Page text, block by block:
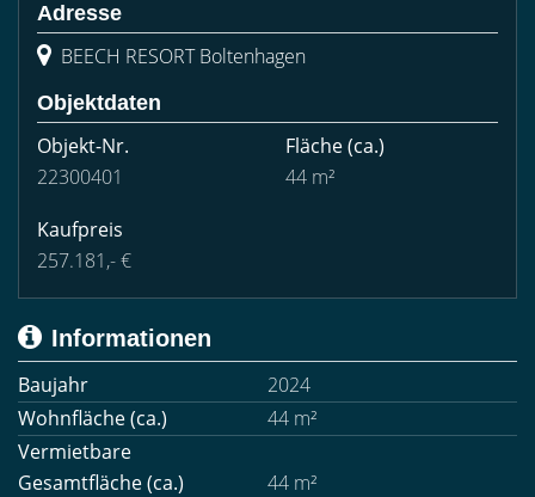
Adresse
BEECH RESORT Boltenhagen
Objektdaten
Objekt-Nr.
22300401
Fläche(ca.)
44 m²
Kaufpreis
257.181,- €
Informationen
Baujahr
2024
Wohnfläche (ca.)
44 m²
Vermietbare
Gesamtfläche (ca.)
44 m²